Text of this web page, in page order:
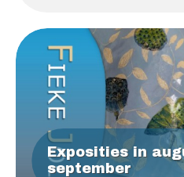
Exposities in
september